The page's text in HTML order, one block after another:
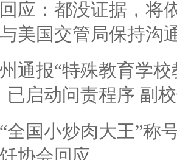
应：都没证据，将
美国交管局保持沟
通报“特殊教育学
已启动问责程序 副
全国小炒肉大王”称
协会回应